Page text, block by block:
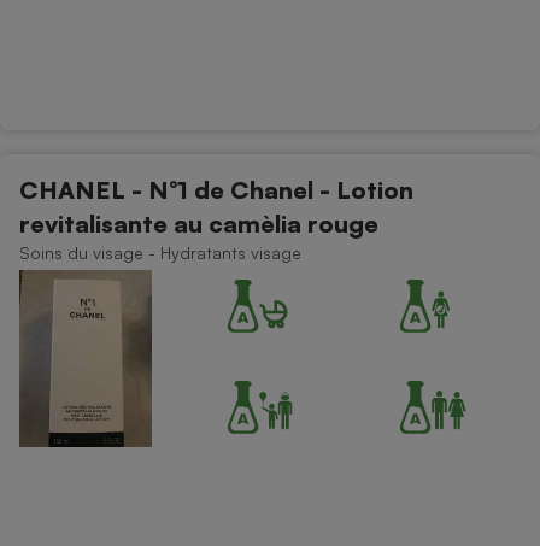
CHANEL - N°1 de Chanel - Lotion
revitalisante au camèlia rouge
Soins du visage - Hydratants visage